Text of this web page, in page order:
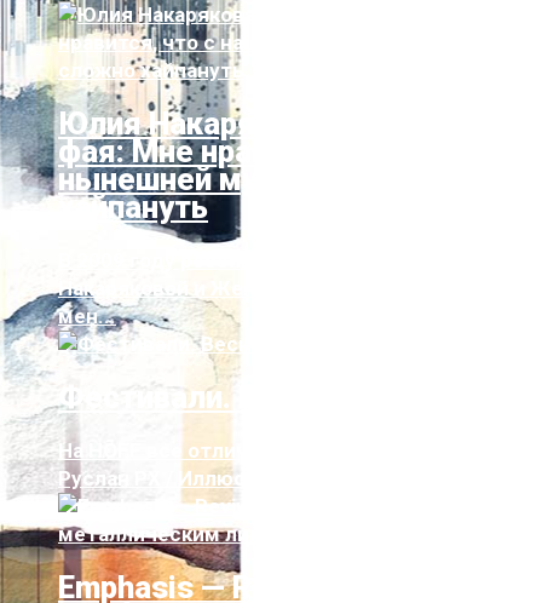
Юлия Накарякова и гуру лоу-
фая: Мне нравится, что с нашей
нынешней музыкой сложно
хайпануть
Накаряковой и Жени Иль «Лемондэй» обаял
мен...
Фестивали. Весна-лето ‘2018
На HÕFF все отлично как обычно Текст:
Руслан РХ / Иллюстрация: Светлана Тор...
Emphasis — Revival. Суровый